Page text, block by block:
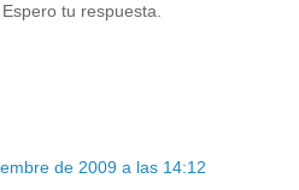
tu respuesta.
de 2009 a las 14:12